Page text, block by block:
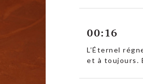
00:16
L’Éternel
et à toujours.